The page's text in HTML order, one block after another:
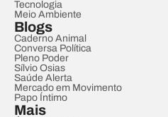
Tecnologia
Meio Ambiente
Blogs
Caderno Animal
Conversa Política
Pleno Poder
Sílvio Osias
Saúde Alerta
Mercado em Movimento
Papo Íntimo
Mais